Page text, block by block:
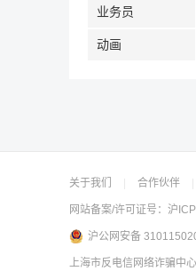
业务员
动画
关于我们 合作伙伴
网站备案/许可证号： 沪
沪公网安备
上海市反电信网络诈骗中